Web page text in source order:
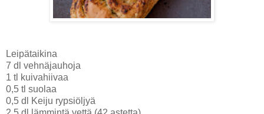
Leipätaikina
7 dl vehnäjauhoja
1 tl kuivahiivaa
0,5 tl suolaa
0,5 dl Keiju rypsiöljyä